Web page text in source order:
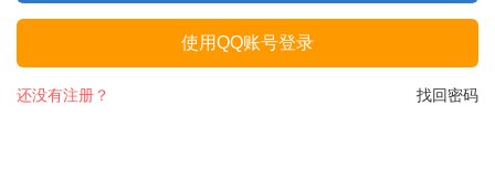
使用QQ账号登录
找回密码
还没有注册？